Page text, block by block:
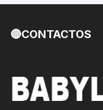
🔴CONTACTOS